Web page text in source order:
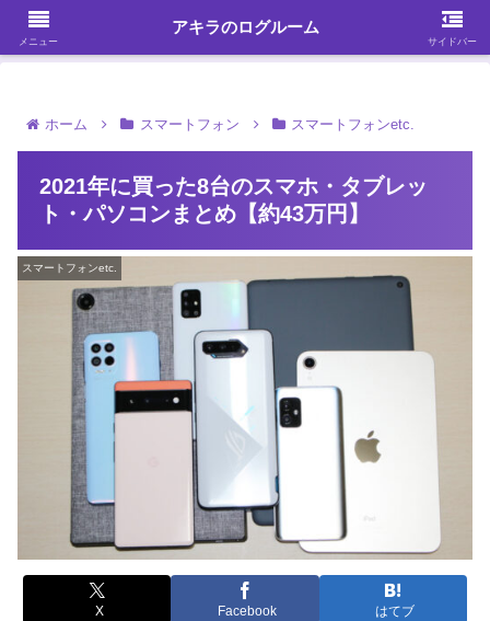
ガジェット・スマホ・パソコンを中心に何かを発見する
ホーム スマートフォン スマートフォンetc.
2021年に買った8台のスマホ・タブレッ
ト・パソコンまとめ【約43万円】
スマートフォンetc.
X Facebook はてブ
メニュー
アキラのログルーム
サイドバー